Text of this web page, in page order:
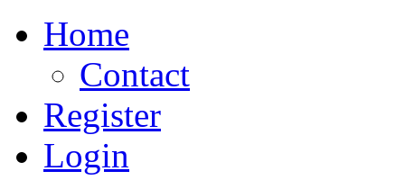
Home
Contact
Register
Login